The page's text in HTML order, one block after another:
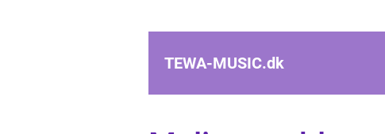
TEWA-MUSIC.dk